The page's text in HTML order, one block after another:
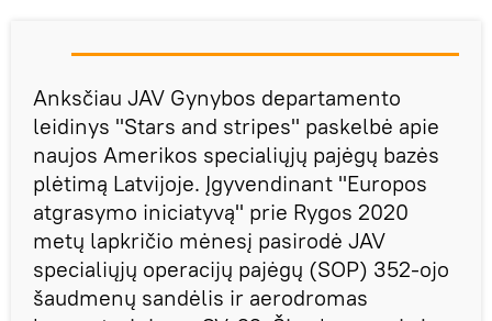
Anksčiau JAV Gynybos departamento
leidinys "Stars and stripes" paskelbė apie
naujos Amerikos specialiųjų pajėgų bazės
plėtimą Latvijoje. Įgyvendinant "Europos
atgrasymo iniciatyvą" prie Rygos 2020
metų lapkričio mėnesį pasirodė JAV
specialiųjų operacijų pajėgų (SOP) 352-ojo
šaudmenų sandėlis ir aerodromas